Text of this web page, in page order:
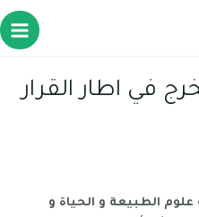
في اطار القرار
الطبيعة و الحياة و